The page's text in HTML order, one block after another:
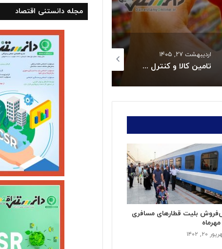
اردیبهشت ۲۷, ۱۴۰۵
تامین کالا و کنترل قیمت هااز راهبردهای اصلی دولت است
اردیبهشت ۲۷, ۱۴۰۵ اسفند ۴, ۱۴۰۴
بلیت قطارهای مسافری
۲۰, ۱۴۰۲
مجله دانستنی اقتصاد